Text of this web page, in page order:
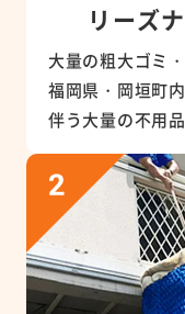
リーズ
大量の粗大ゴミ
福岡県・岡垣町
伴う大量の不用